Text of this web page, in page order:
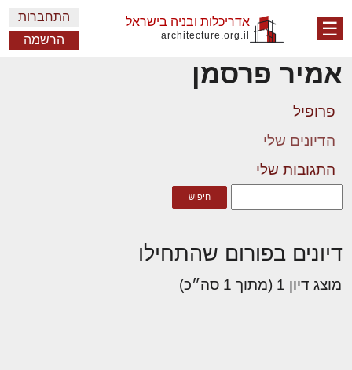
☰ אדריכלות ובניה בישראל
architecture.org.il
התחברות
הרשמה
אמיר פרסמן
פרופיל
הדיונים שלי
התגובות שלי
דיונים בפורום שהתחילו
מוצג דיון 1 (מתוך 1 סה״כ)